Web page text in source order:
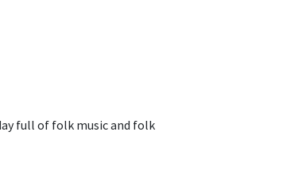
full of folk music and folk